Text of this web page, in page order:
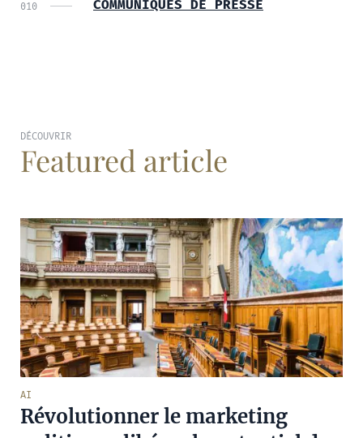
COMMUNIQUÉS DE PRESSE
DÉCOUVRIR
Featured article
AI
Révolutionner le marketing